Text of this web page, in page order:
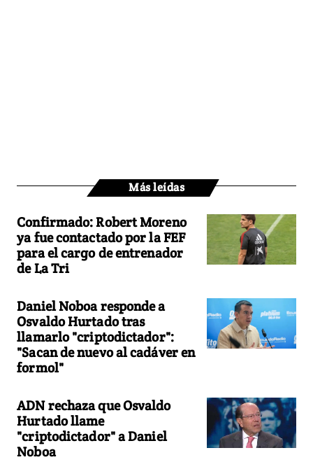
Más leídas
Confirmado: Robert Moreno
ya fue contactado por la FEF
para el cargo de entrenador
de La Tri
Daniel Noboa responde a
Osvaldo Hurtado tras
llamarlo "criptodictador":
"Sacan de nuevo al cadáver en
formol"
ADN rechaza que Osvaldo
Hurtado llame
"criptodictador" a Daniel
Noboa